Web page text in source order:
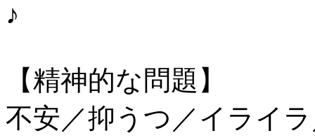
【精神的な問題】
不安／抑うつ／イライ